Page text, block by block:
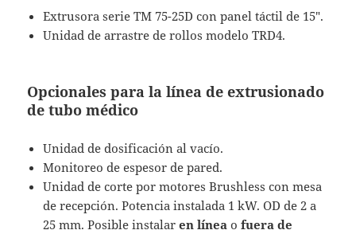
Extrusora serie TM 75-25D con panel táctil de 15″.
Unidad de arrastre de rollos modelo TRD4.
Opcionales para la línea de extrusionado
de tubo médico
Unidad de dosificación al vacío.
Monitoreo de espesor de pared.
Unidad de corte por motores Brushless con mesa
de recepción. Potencia instalada 1 kW. OD de 2 a
25 mm. Posible instalaren línea ofuera de